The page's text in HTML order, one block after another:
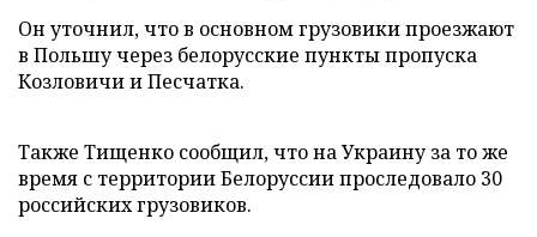
Он уточнил, что в основном грузовики проезжают
в Польшу через белорусские пункты пропуска
Козловичи и Песчатка.
Также Тищенко сообщил, что на Украину за то же
время с территории Белоруссии проследовало 30
российских грузовиков.